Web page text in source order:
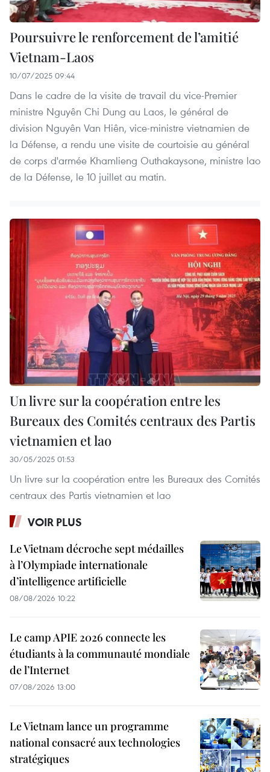
Poursuivre le renforcement de l’amitié
Vietnam-Laos
10/07/2025 09:44
Dans le cadre de la visite de travail du vice-Premier
ministre Nguyên Chi Dung au Laos, le général de
division Nguyên Van Hiên, vice-ministre vietnamien de
la Défense, a rendu une visite de courtoisie au général
de corps d'armée Khamlieng Outhakaysone, ministre lao
de la Défense, le 10 juillet au matin.
Un livre sur la coopération entre les
Bureaux des Comités centraux des Partis
vietnamien et lao
30/05/2025 01:53
Un livre sur la coopération entre les Bureaux des Comités
centraux des Partis vietnamien et lao
VOIR PLUS
Le Vietnam décroche sept médailles
à l’Olympiade internationale
d’intelligence artificielle
08/08/2026 10:22
Le camp APIE 2026 connecte les
étudiants à la communauté mondiale
de l’Internet
07/08/2026 13:00
Le Vietnam lance un programme
national consacré aux technologies
stratégiques